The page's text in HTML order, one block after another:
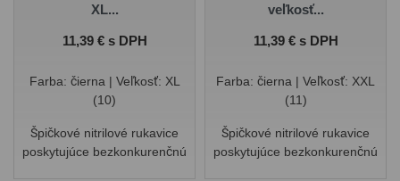
XL...
Cena
11,39 € s DPH
Farba: čierna | Veľkosť: XL
(10)
Špičkové nitrilové rukavice
poskytujúce bezkonkurenčnú
veľkosť...
Cena
11,39 € s DPH
Farba: čierna | Veľkosť: XXL
(11)
Špičkové nitrilové rukavice
poskytujúce bezkonkurenčnú